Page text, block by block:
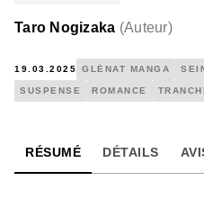
Taro Nogizaka (Auteur)
19.03.2025 GLÉNAT MANGA
SUSPENSE ROMANCE
RÉSUMÉ DÉTAILS